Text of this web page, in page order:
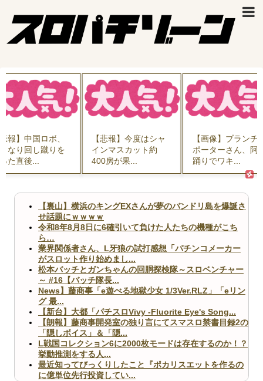
報】中国ロボ、
なり回し蹴りを
た直後...
【悲報】今度はシャ
インマスカット約
400房が果...
【画像】ブランチ
ポーターさん、阿
踊りでワキ...
【裏山】横浜のキングEXさんが夢のバンドリ島を爆誕さ
せ話題にｗｗｗｗ
令和8年8月8日に6確引いて負けた人たちの機種がこち
ら…
業界関係者さん、L牙狼の試打感想「パチンコメーカー
がスロット作り始めまし...
松本バッチとガンちゃんの回胴探検隊～スロベンチャー
～ #16【バッチ隊長...
News】藤商事「e遊べる地獄少女 1/3Ver.RLZ」「eリン
グ 最...
【新台】大都「パチスロVivy -Fluorite Eye's Song...
【朗報】藤商事開発室の独り言にてスマスロ禁書目録2の
「隠しボイス」＆「隠...
L戦国コレクション6に2000枚モードは存在するのか！？
挙動推測をする人...
最近知ってびっくりしたこと『ポカリスエットを作るの
に億単位先行投資してい...